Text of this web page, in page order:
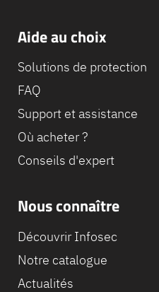
Aide au choix
Solutions de protection
FAQ
Support et assistance
Où acheter ?
Conseils d'expert
Nous connaître
Découvrir Infosec
Notre catalogue
Actualités